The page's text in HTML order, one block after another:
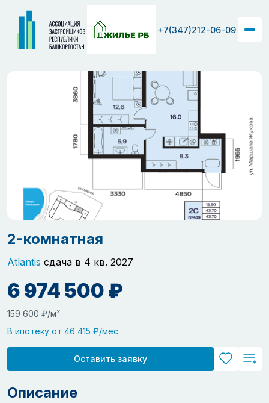
+7(347)212-06-09
2-комнатная
Atlantis сдача в 4 кв. 2027
6 974 500 ₽
159 600 ₽/м²
В ипотеку от 46 415 ₽/мес
Оставить заявку
Описание